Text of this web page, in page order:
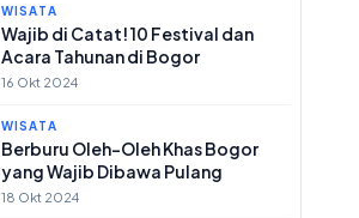
WISATA
Wajib di Catat! 10 Festival dan
Acara Tahunan di Bogor
16 Okt 2024
WISATA
Berburu Oleh-Oleh Khas Bogor
yang Wajib Dibawa Pulang
18 Okt 2024